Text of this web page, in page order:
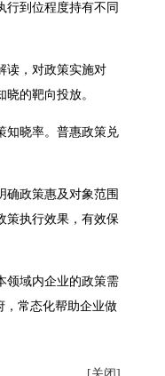
到位程度持有不同
读，对政策实施对
的靶向投放。
晓率。普惠政策兑
政策惠及对象范围
策执行效果，有效保
域内企业的政策需
，常态化帮助企业做